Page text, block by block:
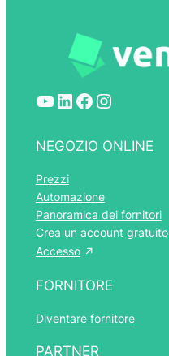
YouTube LinkedIn Facebook Instagram
NEGOZIO ONLINE
Prezzi
Automazione
Panoramica dei fornitori
Crea un account gratuito
Accesso
FORNITORE
Diventare fornitore
PARTNER